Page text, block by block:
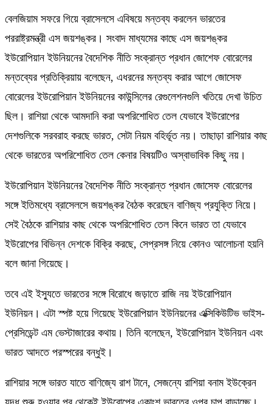
বেলজিয়াম সফরে গিয়ে ব্রাসেলসে এবিষয়ে মন্তব্য করলেন ভারতের
পররাষ্ট্রমন্ত্রী এস জয়শঙ্কর। সংবাদ মাধ্যমের কাছে এস জয়শঙ্কর
ইউরোপিয়ান ইউনিয়নের বৈদেশিক নীতি সংক্রান্ত প্রধান জোশেফ বোরেলের
মন্তব্যের প্রতিক্রিয়ায় বলেছেন, এধরনের মন্তব্য করার আগে জোসেফ
বোরেলের ইউরোপিয়ান ইউনিয়নের কাউন্সিলের রেগুলেশনগুলি খতিয়ে দেখা উচিত
ছিল। রাশিয়া থেকে আমদানি করা অপরিশোধিত তেল যেভাবে ইউরোপের
দেশগুলিকে সরবরাহ করছে ভারত, সেটা নিয়ম বহির্ভূত নয়। তাছাড়া রাশিয়ার কাছ
থেকে ভারতের অপরিশোধিত তেল কেনার বিষয়টিও অস্বাভাবিক কিছু নয়।
ইউরোপিয়ান ইউনিয়নের বৈদেশিক নীতি সংক্রান্ত প্রধান জোসেফ বোরেলের
সঙ্গে ইতিমধ্যে ব্রাসেলসে জয়শঙ্কর বৈঠক করেছেন বাণিজ্য প্রযুক্তি নিয়ে।
সেই বৈঠকে রাশিয়ার কাছ থেকে অপরিশোধিত তেল কিনে ভারত তা যেভাবে
ইউরোপের বিভিন্ন দেশকে বিক্রি করছে, সেপ্রসঙ্গ নিয়ে কোনও আলোচনা হয়নি
বলে জানা গিয়েছে।
তবে এই ইস্যুতে ভারতের সঙ্গে বিরোধে জড়াতে রাজি নয় ইউরোপিয়ান
ইউনিয়ন। এটা স্পষ্ট হয়ে গিয়েছে ইউরোপিয়ান ইউনিয়নের এক্সিকিউটিভ ভাইস-
প্রেসিডেন্ট এম ভেস্টাজারের কথায়। তিনি বলেছেন, ইউরোপিয়ান ইউনিয়ন এবং
ভারত আদতে পরস্পরের বন্ধুই।
রাশিয়ার সঙ্গে ভারত যাতে বাণিজ্যে রাশ টানে, সেজন্যে রাশিয়া বনাম ইউক্রেন